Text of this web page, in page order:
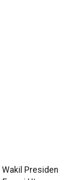
Presiden